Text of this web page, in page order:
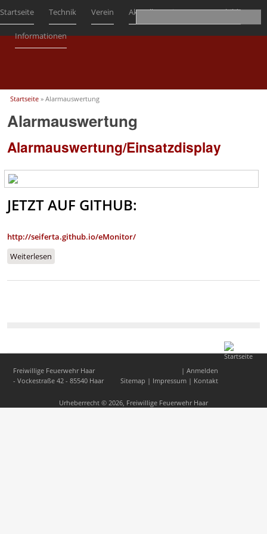
Startseite Technik Verein Aktuell Einsätze Ausbildung
Informationen
Sie sind hier
Startseite » Alarmauswertung
Alarmauswertung
Alarmauswertung/Einsatzdisplay
JETZT AUF GITHUB:
http://seiferta.github.io/eMonitor/
Weiterlesen
Freiwillige Feuerwehr Haar
- Vockestraße 42 - 85540 Haar
| Anmelden
Sitemap | Impressum| Kontakt
Urheberrecht © 2026, Freiwillige Feuerwehr Haar